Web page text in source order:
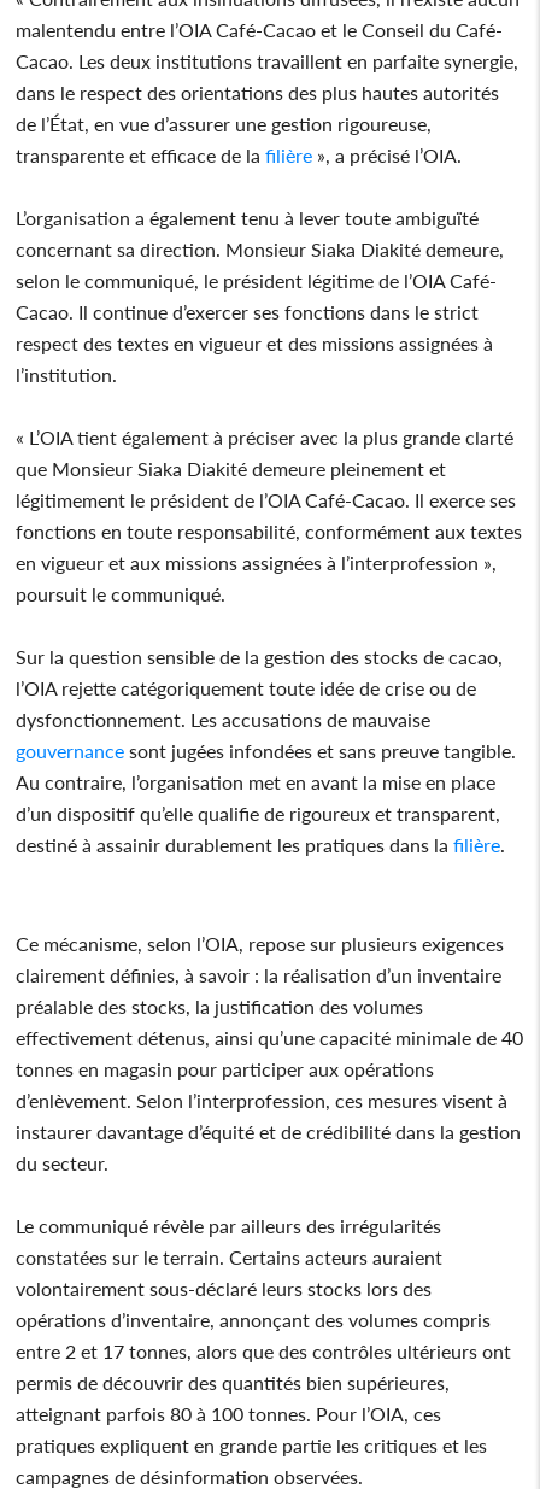
malentendu entre l’OIA Café-Cacao et le Conseil du Café-
Cacao. Les deux institutions travaillent en parfaite synergie,
dans le respect des orientations des plus hautes autorités
de l’État, en vue d’assurer une gestion rigoureuse,
transparente et efficace de la filière », a précisé l’OIA.
L’organisation a également tenu à lever toute ambiguïté
concernant sa direction. Monsieur Siaka Diakité demeure,
selon le communiqué, le président légitime de l’OIA Café-
Cacao. Il continue d’exercer ses fonctions dans le strict
respect des textes en vigueur et des missions assignées à
l’institution.
« L’OIA tient également à préciser avec la plus grande clarté
que Monsieur Siaka Diakité demeure pleinement et
légitimement le président de l’OIA Café-Cacao. Il exerce ses
fonctions en toute responsabilité, conformément aux textes
en vigueur et aux missions assignées à l’interprofession »,
poursuit le communiqué.
Sur la question sensible de la gestion des stocks de cacao,
l’OIA rejette catégoriquement toute idée de crise ou de
dysfonctionnement. Les accusations de mauvaise
gouvernance sont jugées infondées et sans preuve tangible.
Au contraire, l’organisation met en avant la mise en place
d’un dispositif qu’elle qualifie de rigoureux et transparent,
destiné à assainir durablement les pratiques dans la filière
Ce mécanisme, selon l’OIA, repose sur plusieurs exigences
clairement définies, à savoir : la réalisation d’un inventaire
préalable des stocks, la justification des volumes
effectivement détenus, ainsi qu’une capacité minimale de 40
tonnes en magasin pour participer aux opérations
d’enlèvement. Selon l’interprofession, ces mesures visent à
instaurer davantage d’équité et de crédibilité dans la gestion
du secteur.
Le communiqué révèle par ailleurs des irrégularités
constatées sur le terrain. Certains acteurs auraient
volontairement sous-déclaré leurs stocks lors des
opérations d’inventaire, annonçant des volumes compris
entre 2 et 17 tonnes, alors que des contrôles ultérieurs ont
permis de découvrir des quantités bien supérieures,
atteignant parfois 80 à 100 tonnes. Pour l’OIA, ces
pratiques expliquent en grande partie les critiques et les
campagnes de désinformation observées.